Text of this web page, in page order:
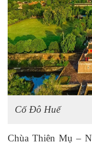
Cố Đô Huế
Chùa Thiên Mụ –